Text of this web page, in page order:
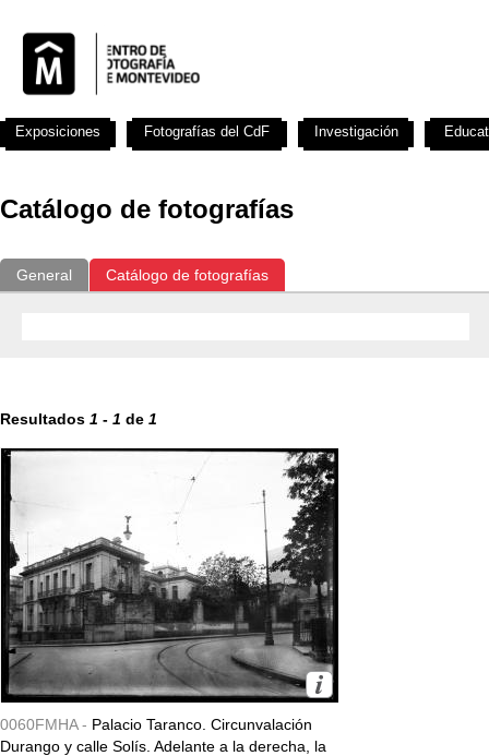
Catálogo de fotografías
General Catálogo de fotografías
Resultados 1 - 1 de 1
0060FMHA - Palacio Taranco. Circunvalación
Durango y calle Solís. Adelante a la derecha, la
Exposiciones Fotografías del CdF Investigación